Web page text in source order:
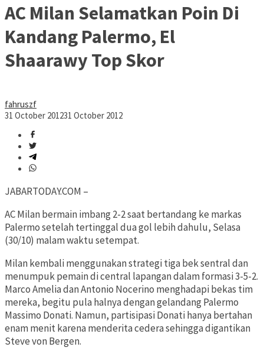
AC Milan Selamatkan Poin Di
Kandang Palermo, El
Shaarawy Top Skor
fahruszf
31 October 201231 October 2012
JABARTODAY.COM –
AC Milan bermain imbang 2-2 saat bertandang ke markas
Palermo setelah tertinggal dua gol lebih dahulu, Selasa
(30/10) malam waktu setempat.
Milan kembali menggunakan strategi tiga bek sentral dan
menumpuk pemain di central lapangan dalam formasi 3-5-2.
Marco Amelia dan Antonio Nocerino menghadapi bekas tim
mereka, begitu pula halnya dengan gelandang Palermo
Massimo Donati. Namun, partisipasi Donati hanya bertahan
enam menit karena menderita cedera sehingga digantikan
Steve von Bergen.